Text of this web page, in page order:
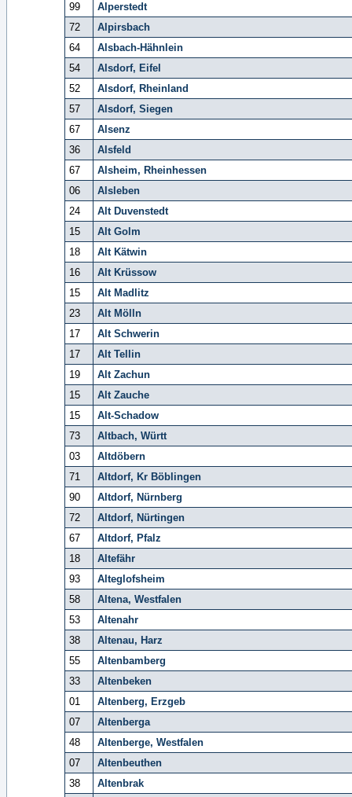
99
Alperstedt
72
Alpirsbach
64
Alsbach-Hähnlein
54
Alsdorf, Eifel
52
Alsdorf, Rheinland
57
Alsdorf, Siegen
67
Alsenz
36
Alsfeld
67
Alsheim, Rheinhessen
06
Alsleben
24
Alt Duvenstedt
15
Alt Golm
18
Alt Kätwin
16
Alt Krüssow
15
Alt Madlitz
23
Alt Mölln
17
Alt Schwerin
17
Alt Tellin
19
Alt Zachun
15
Alt Zauche
15
Alt-Schadow
73
Altbach, Württ
03
Altdöbern
71
Altdorf, Kr Böblingen
90
Altdorf, Nürnberg
72
Altdorf, Nürtingen
67
Altdorf, Pfalz
18
Altefähr
93
Alteglofsheim
58
Altena, Westfalen
53
Altenahr
38
Altenau, Harz
55
Altenbamberg
33
Altenbeken
01
Altenberg, Erzgeb
07
Altenberga
48
Altenberge, Westfalen
07
Altenbeuthen
38
Altenbrak